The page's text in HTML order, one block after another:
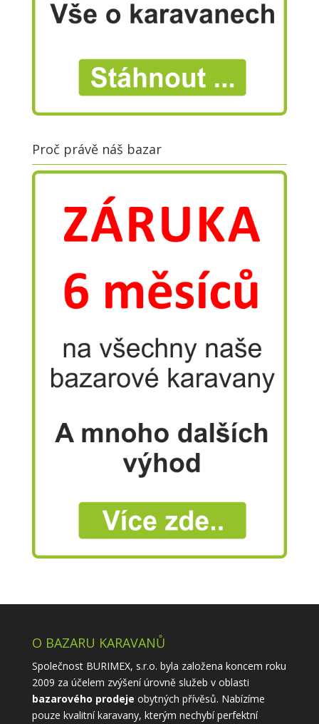
Proč právě náš bazar
O BAZARU KARAVANŮ
Společnost BURIMEX, s.r.o. byla založena koncem roku
2009 za účelem zvýšení úrovně služeb v oblasti
bazarového prodeje obytných přívěsů. Nabízíme
pouze kvalitní karavany, kterým nechybí perfektní